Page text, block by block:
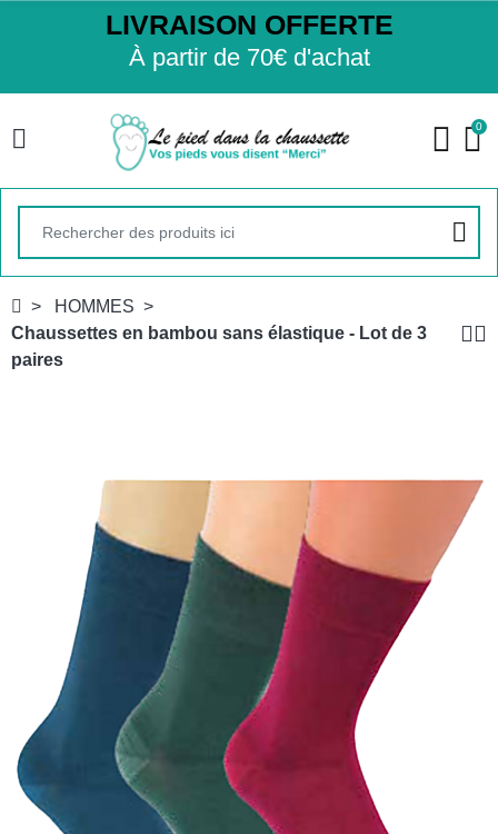
LIVRAISON OFFERTE
À partir de 70€ d'achat
0
HOMMES
Chaussettes en bambou sans élastique - Lot de 3
paires